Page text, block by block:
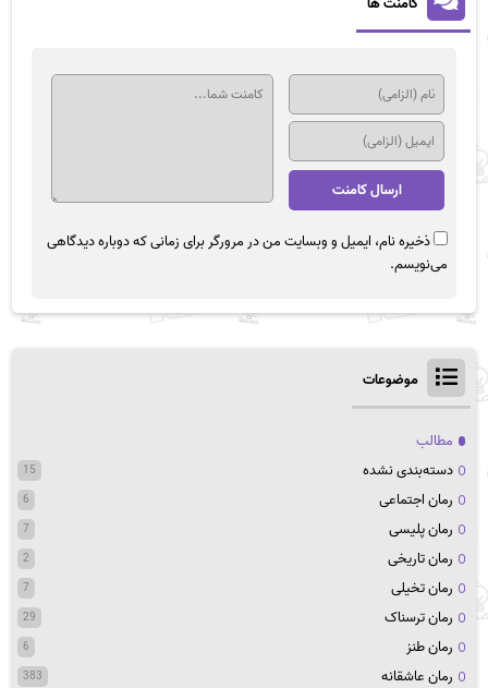
ذخیره نام، ایمیل و وبسایت من در مرورگر برای زمانی که دوباره دیدگاهی
می‌نویسم.
موضوعات
مطالب
دسته‌بندی نشده
15
رمان اجتماعی 6
رمان پلیسی 7
رمان تاریخی 2
رمان تخیلی 7
رمان ترسناک 29
رمان طنز 6
رمان عاشقانه 383